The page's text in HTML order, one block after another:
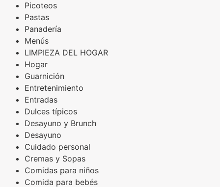
Picoteos
Pastas
Panadería
Menús
LIMPIEZA DEL HOGAR
Hogar
Guarnición
Entretenimiento
Entradas
Dulces típicos
Desayuno y Brunch
Desayuno
Cuidado personal
Cremas y Sopas
Comidas para niños
Comida para bebés